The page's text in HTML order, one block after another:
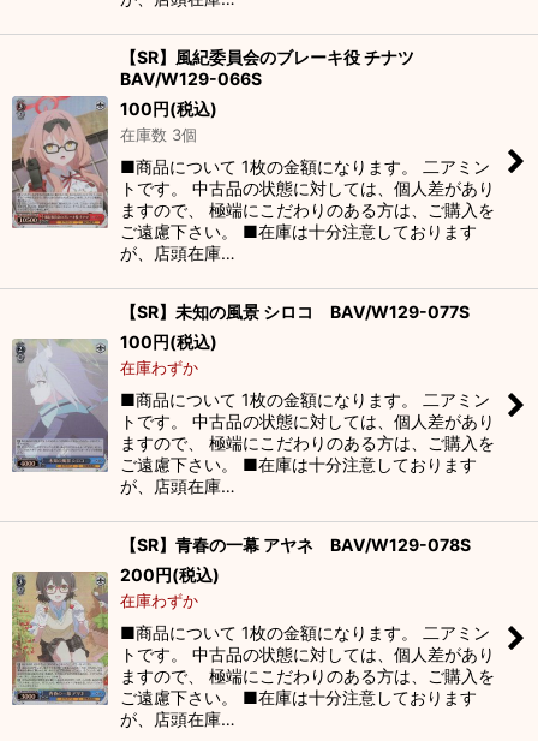
【SR】風紀委員会のブレーキ役 チナツ
BAV/W129-066S
100円(税込)
在庫数 3個
■商品について 1枚の金額になります。 二アミン
トです。 中古品の状態に対しては、個人差があり
ますので、 極端にこだわりのある方は、ご購入を
ご遠慮下さい。 ■在庫は十分注意しております
が、店頭在庫…
【SR】未知の風景 シロコ BAV/W129-077S
100円(税込)
在庫わずか
■商品について 1枚の金額になります。 二アミン
トです。 中古品の状態に対しては、個人差があり
ますので、 極端にこだわりのある方は、ご購入を
ご遠慮下さい。 ■在庫は十分注意しております
が、店頭在庫…
【SR】青春の一幕 アヤネ BAV/W129-078S
200円(税込)
在庫わずか
■商品について 1枚の金額になります。 二アミン
トです。 中古品の状態に対しては、個人差があり
ますので、 極端にこだわりのある方は、ご購入を
ご遠慮下さい。 ■在庫は十分注意しております
が、店頭在庫…